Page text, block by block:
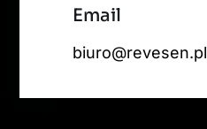
Email
biuro@revesen.pl